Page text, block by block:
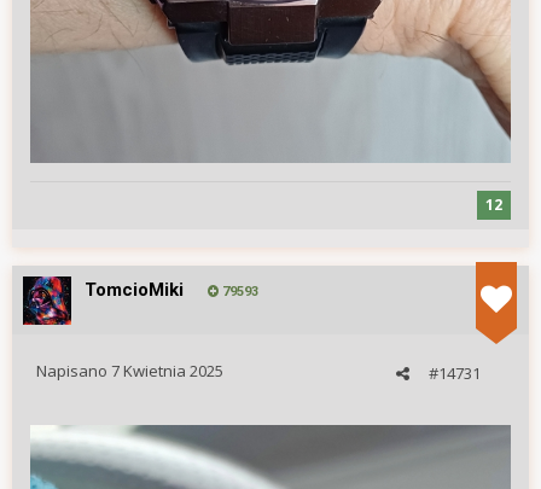
12
TomcioMiki 79593
#14731
Napisano 7 Kwietnia 2025